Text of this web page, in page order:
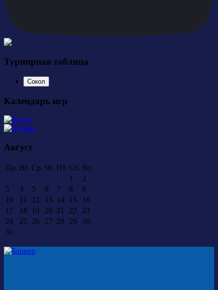
Турнирная таблица
Сокол
Календарь игр
Август
Пн. Вт. Ср. Чт. Пт. Сб. Вс.
1
2
3
4 5 6 7 8
9
10
11 12 13 14 15
16
17
18 19 20 21 22
23
24
25 26 27 28 29
30
31